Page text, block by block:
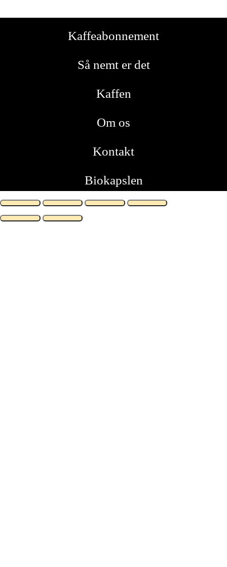
Kaffeabonnement
Så nemt er det
Kaffen
Om os
Kontakt
Biokapslen